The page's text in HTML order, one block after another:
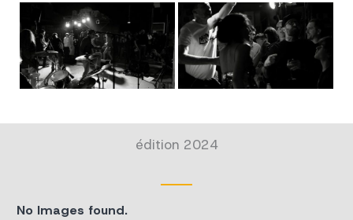
édition 2024
No Images found.